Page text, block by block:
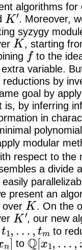
algorithms for
K′
. Moreover,
syzygy
K
, starting
to the
variable.
by
goal by
by inferring
in
modular
respect to the
a divide
present an
over
K
. On the
K′
, our new
t1 ,… , tm
to
]
to
Q[x1,…,x